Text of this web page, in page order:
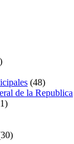
(48)
de la Republica